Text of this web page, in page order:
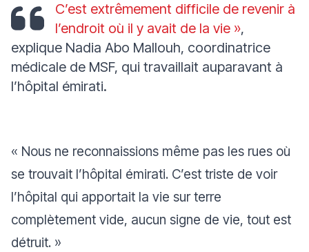
C’est extrêmement difficile de revenir à
l’endroit où il y avait de la vie »,
explique Nadia Abo Mallouh, coordinatrice
médicale de MSF, qui travaillait auparavant à
l’hôpital émirati.
« Nous ne reconnaissions même pas les rues où
se trouvait l’hôpital émirati. C’est triste de voir
l’hôpital qui apportait la vie sur terre
complètement vide, aucun signe de vie, tout est
détruit. »